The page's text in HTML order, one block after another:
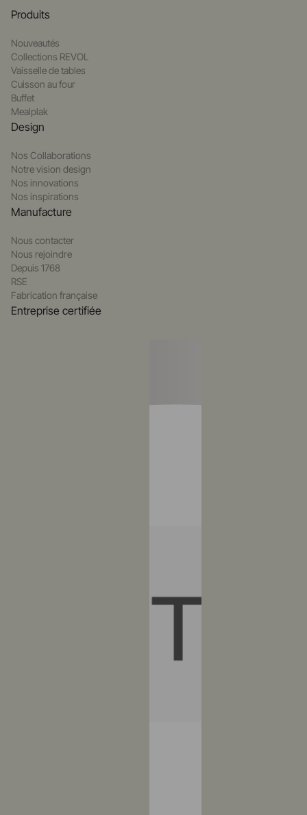
Produits
Nouveautés
Collections REVOL
Vaisselle de tables
Cuisson au four
Buffet
Mealplak
Design
Nos Collaborations
Notre vision design
Nos innovations
Nos inspirations
Manufacture
Nous contacter
Nous rejoindre
Depuis 1768
RSE
Fabrication française
Entreprise certifiée